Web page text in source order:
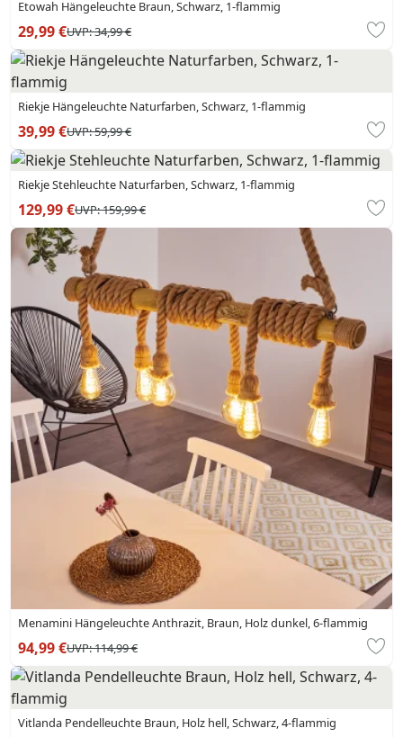
Etowah Hängeleuchte Braun, Schwarz, 1-flammig
29,99 €UVP:34,99 €
Riekje Hängeleuchte Naturfarben, Schwarz, 1-flammig
39,99 €UVP:59,99 €
Riekje Stehleuchte Naturfarben, Schwarz, 1-flammig
129,99 €UVP:159,99 €
Menamini Hängeleuchte Anthrazit, Braun, Holz dunkel, 6-flammig
94,99 €UVP:114,99 €
Vitlanda Pendelleuchte Braun, Holz hell, Schwarz, 4-flammig